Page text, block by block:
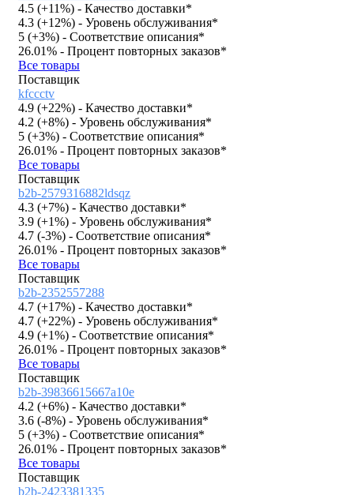
4.5 (+11%) - Качество доставки*
4.3 (+12%) - Уровень обслуживания*
5 (+3%) - Соответствие описания*
26.01% - Процент повторных заказов*
Все товары
Поставщик
kfccctv
4.9 (+22%) - Качество доставки*
4.2 (+8%) - Уровень обслуживания*
5 (+3%) - Соответствие описания*
26.01% - Процент повторных заказов*
Все товары
Поставщик
b2b-2579316882ldsqz
4.3 (+7%) - Качество доставки*
3.9 (+1%) - Уровень обслуживания*
4.7 (-3%) - Соответствие описания*
26.01% - Процент повторных заказов*
Все товары
Поставщик
b2b-2352557288
4.7 (+17%) - Качество доставки*
4.7 (+22%) - Уровень обслуживания*
4.9 (+1%) - Соответствие описания*
26.01% - Процент повторных заказов*
Все товары
Поставщик
b2b-39836615667a10e
4.2 (+6%) - Качество доставки*
3.6 (-8%) - Уровень обслуживания*
5 (+3%) - Соответствие описания*
26.01% - Процент повторных заказов*
Все товары
Поставщик
b2b-2423381335